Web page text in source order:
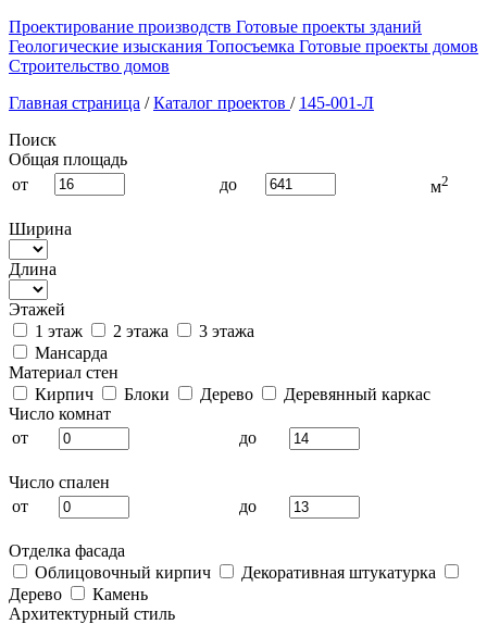
Проектирование производств Готовые проекты зданий
Геологические изыскания Топосъемка Готовые проекты домов
Строительство домов
Главная страница / Каталог проектов / 145-001-Л
Поиск
Общая площадь
от
до м2
Ширина
Длина
Этажей
1 этаж
2 этажа
3 этажа
Мансарда
Материал стен
Кирпич
Блоки Дерево
Деревянный каркас
Число комнат
от
до
Число спален
от
до
Отделка фасада
Облицовочный кирпич
Декоративная штукатурка
Дерево
Камень
Архитектурный стиль